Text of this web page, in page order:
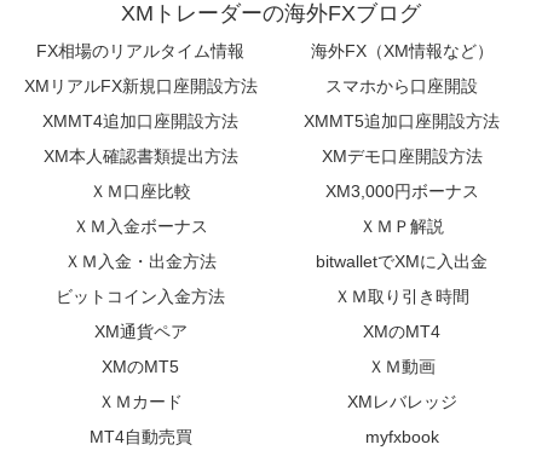
XMトレーダーの海外FXブログ
FX相場のリアルタイム情報
海外FX（XM情報など）
XMリアルFX新規口座開設方法
スマホから口座開設
XMMT4追加口座開設方法
XMMT5追加口座開設方法
XM本人確認書類提出方法
XMデモ口座開設方法
ＸＭ口座比較
XM3,000円ボーナス
ＸＭ入金ボーナス
ＸＭＰ解説
ＸＭ入金・出金方法
bitwalletでXMに入出金
ビットコイン入金方法
ＸＭ取り引き時間
XM通貨ペア
XMのMT4
XMのMT5
ＸＭ動画
ＸＭカード
XMレバレッジ
MT4自動売買
myfxbook